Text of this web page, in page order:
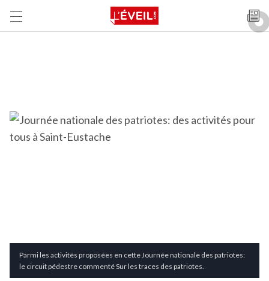
Parmi les activités proposées en cette Journée nationale des patriotes:
le circuit pédestre commenté Sur les traces des patriotes.